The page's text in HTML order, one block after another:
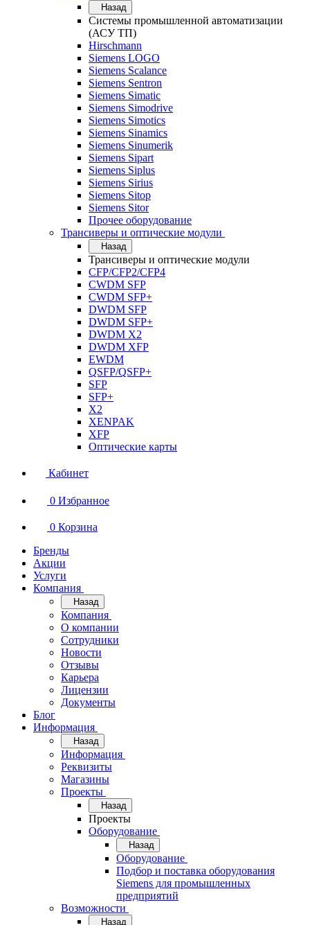
Назад
Системы промышленной автоматизации
(АСУ ТП)
Hirschmann
Siemens LOGO
Siemens Scalance
Siemens Sentron
Siemens Simatic
Siemens Simodrive
Siemens Simotics
Siemens Sinamics
Siemens Sinumerik
Siemens Sipart
Siemens Siplus
Siemens Sirius
Siemens Sitop
Siemens Sitor
Прочее оборудование
Трансиверы и оптические модули
Назад
Трансиверы и оптические модули
CFP/CFP2/CFP4
CWDM SFP
CWDM SFP+
DWDM SFP
DWDM SFP+
DWDM X2
DWDM XFP
EWDM
QSFP/QSFP+
SFP
SFP+
X2
XENPAK
XFP
Оптические карты
Кабинет
0 Избранное
0 Корзина
Бренды
Акции
Услуги
Компания
Назад
Компания
О компании
Сотрудники
Новости
Отзывы
Карьера
Лицензии
Документы
Блог
Информация
Назад
Информация
Реквизиты
Магазины
Проекты
Назад
Проекты
Оборудование
Назад
Оборудование
Подбор и поставка оборудования
Siemens для промышленных
предприятий
Возможности
Назад